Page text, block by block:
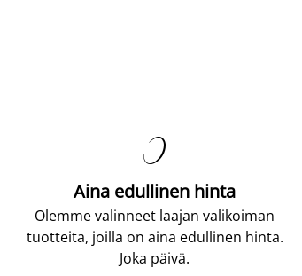

Aina edullinen hinta
Olemme valinneet laajan valikoiman
tuotteita, joilla on aina edullinen hinta.
Joka päivä.